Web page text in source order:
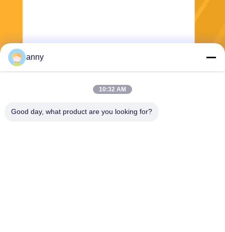
anny
10:32 AM
Good day, what product are you looking for?